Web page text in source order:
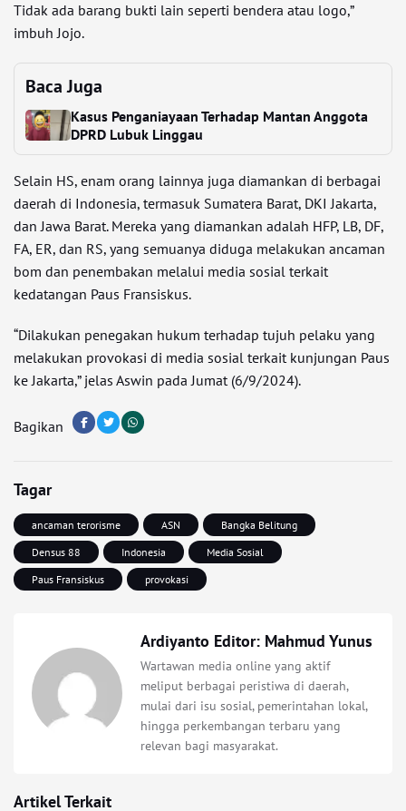
Tidak ada barang bukti lain seperti bendera atau logo,”
imbuh Jojo.
Baca Juga
Kasus Penganiayaan Terhadap Mantan Anggota
DPRD Lubuk Linggau
Selain HS, enam orang lainnya juga diamankan di berbagai
daerah di Indonesia, termasuk Sumatera Barat, DKI Jakarta,
dan Jawa Barat. Mereka yang diamankan adalah HFP, LB, DF,
FA, ER, dan RS, yang semuanya diduga melakukan ancaman
bom dan penembakan melalui media sosial terkait
kedatangan Paus Fransiskus.
“Dilakukan penegakan hukum terhadap tujuh pelaku yang
melakukan provokasi di media sosial terkait kunjungan Paus
ke Jakarta,” jelas Aswin pada Jumat (6/9/2024).
Bagikan
Tagar
ancaman terorisme ASN
Bangka Belitung
Densus 88
Indonesia
Media Sosial
Paus Fransiskus
provokasi
Ardiyanto Editor: Mahmud Yunus
Wartawan media online yang aktif
meliput berbagai peristiwa di daerah,
mulai dari isu sosial, pemerintahan lokal,
hingga perkembangan terbaru yang
relevan bagi masyarakat.
Artikel Terkait